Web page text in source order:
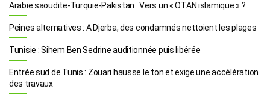
Arabie saoudite-Turquie-Pakistan : Vers un « OTAN islamique » ?
Peines alternatives : A Djerba, des condamnés nettoient les plages
Tunisie : Sihem Ben Sedrine auditionnée puis libérée
Entrée sud de Tunis : Zouari hausse le ton et exige une accélération
des travaux